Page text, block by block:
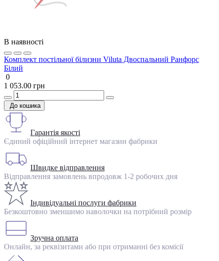
В наявності
Комплект постільної білизни Viluta Двоспальний Ранфорс
Білий
0
1 053.00 грн
До кошика
Гарантія якості
Єдиний офіційний інтернет магазин фабрики
Швидке відправлення
Відправлення замовлень впродовж 1-2 робочих дня
Індивідуальні послуги фабрики
Безкоштовно зменшимо наволочки на потрібний розмір
Зручна оплата
Онлайн, за реквізитами або при отриманні без комісії